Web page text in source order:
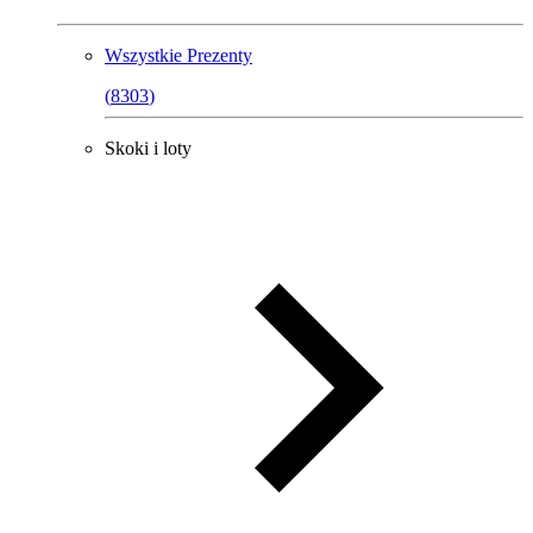
Wszystkie Prezenty
(8303)
Skoki i loty